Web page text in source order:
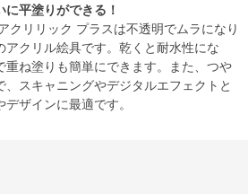
平塗りができる！
クリリック プラスは不透明でムラになり
アクリル絵具です。乾くと耐水性にな
重ね塗りも簡単にできます。また、つや
スキャニングやデジタルエフェクトと
ザインに最適です。